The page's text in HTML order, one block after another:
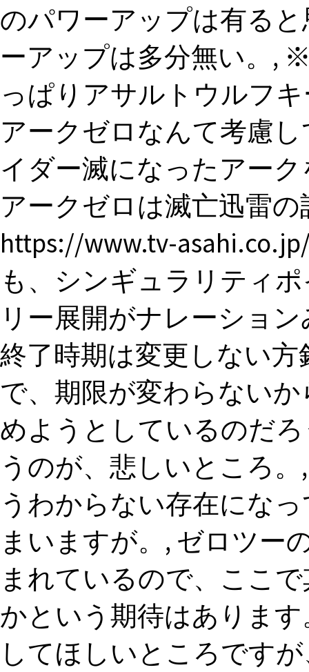
のパワーアップは有る
ーアップは多分無い。,
っぱりアサルトウルフ
アークゼロなんて考慮
イダー滅になったアー
アークゼロは滅亡迅雷
https://www.tv-
も、シンギュラリティ
リー展開がナレーショ
終了時期は変更しない
で、期限が変わらない
めようとしているのだ
うのが、悲しいところ
うわからない存在にな
まいますが。, ゼロツー
まれているので、ここ
かという期待はありま
してほしいところです